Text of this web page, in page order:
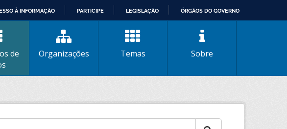
À INFORMAÇÃO PARTICIPE LEGISLAÇÃO ÓRGÃOS DO GOVERNO
de
Organizações Temas Sobre